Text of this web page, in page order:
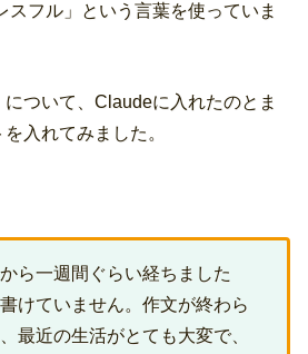
スフル」という言葉を使っていま
ついて、Claudeに入れたのとま
入れてみました。
ら一週間ぐらい経ちました
けていません。作文が終わら
最近の生活がとても大変で、